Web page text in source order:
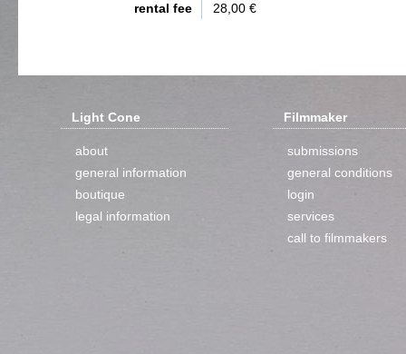
rental fee
28,00 €
Light Cone
about
general information
boutique
legal information
Filmmaker
submissions
general conditions
login
services
call to filmmakers